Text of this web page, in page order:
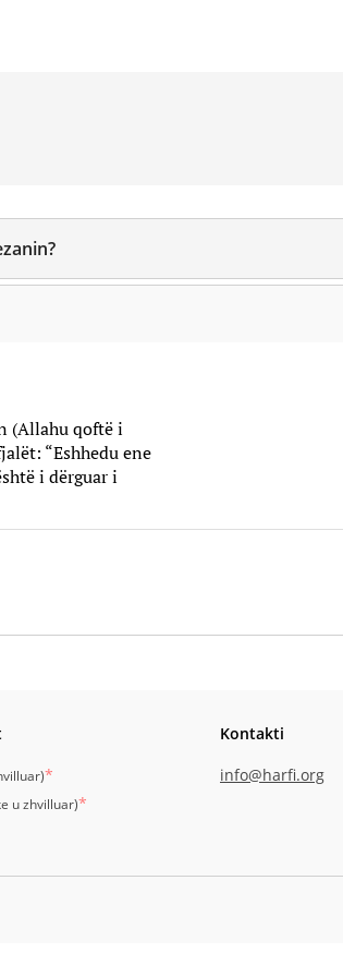
(Allahu qoftë i
“Eshhedu ene
i dërguar i
)*
u zhvilluar)*
Kontakti
info@harfi.org